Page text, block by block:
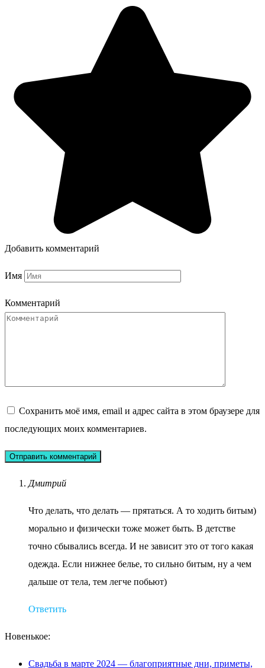
Добавить комментарий
Имя
Комментарий
Сохранить моё имя, email и адрес сайта в этом браузере для
последующих моих комментариев.
Дмитрий
Что делать, что делать — прятаться. А то ходить битым)
морально и физически тоже может быть. В детстве
точно сбывались всегда. И не зависит это от того какая
одежда. Если нижнее белье, то сильно битым, ну а чем
дальше от тела, тем легче побьют)
Ответить
Новенькое:
Свадьба в марте 2024 — благоприятные дни, приметы,